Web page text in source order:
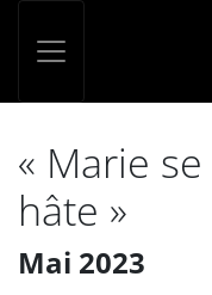
« Marie
hâte »
Mai 2023
Panneau de gestion